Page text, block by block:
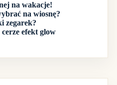
na wakacje!
na wiosnę?
zegarek?
efekt glow